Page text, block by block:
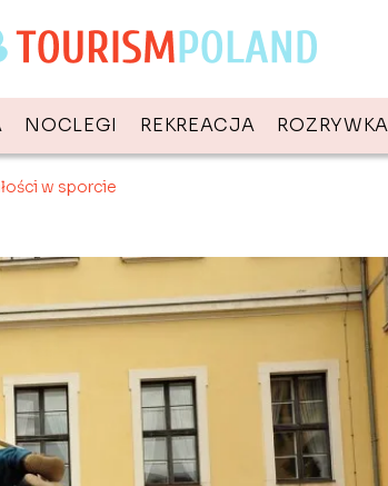
NOCLEGI REKREACJA
w sporcie